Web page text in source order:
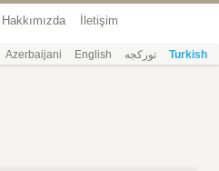
Hakkımızda İletişim
Azerbaijani English تورکجه Turkish